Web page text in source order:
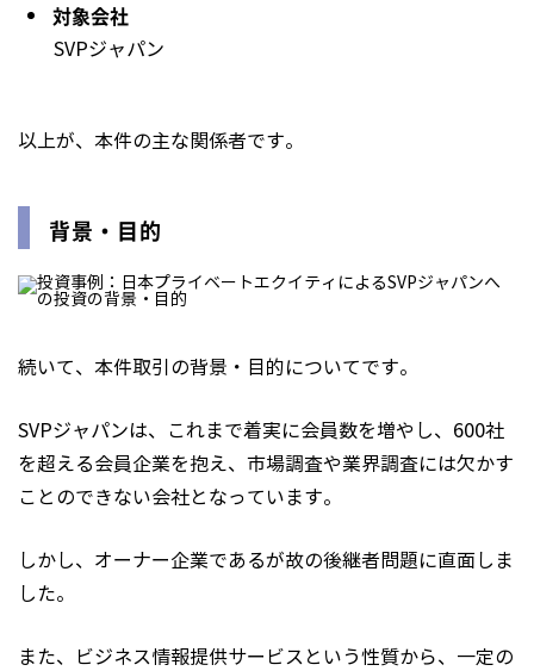
対象会社
SVPジャパン
以上が、本件の主な関係者です。
背景・目的
続いて、本件取引の背景・目的についてです。
SVPジャパンは、これまで着実に会員数を増やし、600社
を超える会員企業を抱え、市場調査や業界調査には欠かす
ことのできない会社となっています。
しかし、オーナー企業であるが故の後継者問題に直面しま
した。
また、ビジネス情報提供サービスという性質から、一定の